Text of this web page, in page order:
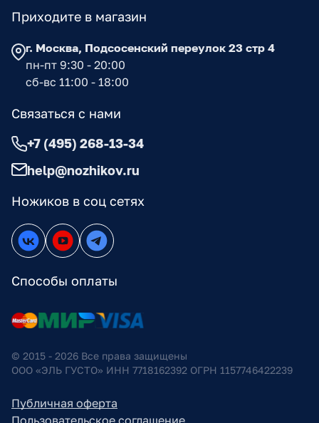
Ножиков в соц сетях
Способы оплаты
Приходите в магазин
г. Москва, Подсосенский переулок 23 стр 4
пн-пт 9:30 - 20:00
сб-вс 11:00 - 18:00
Связаться с нами
+7 (495) 268-13-34
help@nozhikov.ru
© 2015 - 2026 Все права защищены
ООО «ЭЛЬ ГУСТО» ИНН 7718162392 ОГРН 1157746422239
Публичная оферта
Пользовательское соглашение